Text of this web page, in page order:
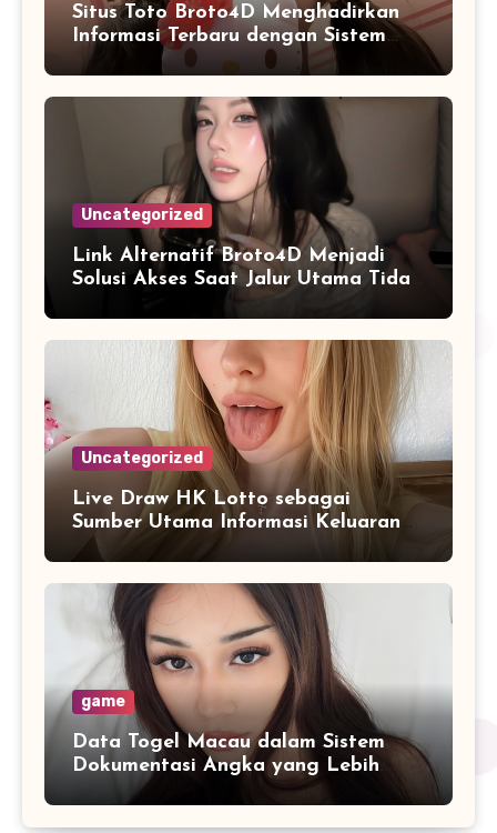
Situs Toto Broto4D Menghadirkan
Informasi Terbaru dengan Sistem
yang Lebih Praktis
Uncategorized
Link Alternatif Broto4D Menjadi
Solusi Akses Saat Jalur Utama Tidak
Uncategorized
Live Draw HK Lotto sebagai
Sumber Utama Informasi Keluaran
Real Time
game
Data Togel Macau dalam Sistem
Dokumentasi Angka yang Lebih
Sistematis